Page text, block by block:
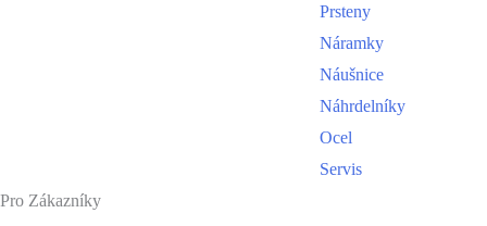
Prsteny
Náramky
Náušnice
Náhrdelníky
Ocel
Servis
Pro Zákazníky